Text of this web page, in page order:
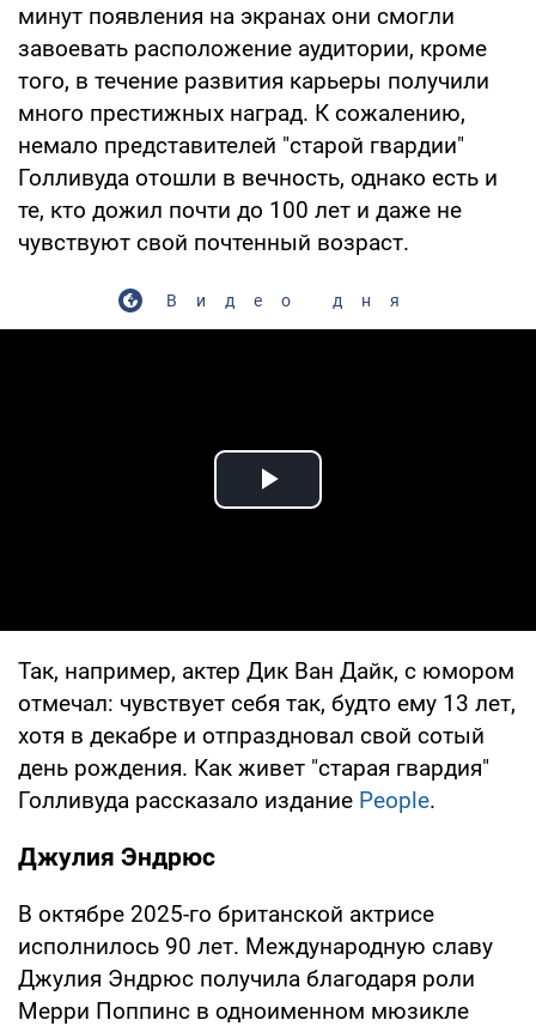
минут появления на экранах они смогли
завоевать расположение аудитории, кроме
того, в течение развития карьеры получили
много престижных наград. К сожалению,
немало представителей "старой гвардии"
Голливуда отошли в вечность, однако есть и
те, кто дожил почти до 100 лет и даже не
чувствуют свой почтенный возраст.
Видео дня
Play Video
Так, например, актер Дик Ван Дайк, с юмором
отмечал: чувствует себя так, будто ему 13 лет,
хотя в декабре и отпраздновал свой сотый
день рождения. Как живет "старая гвардия"
Голливуда рассказало издание People.
Джулия Эндрюс
В октябре 2025-го британской актрисе
исполнилось 90 лет. Международную славу
Джулия Эндрюс получила благодаря роли
Мерри Поппинс в одноименном мюзикле